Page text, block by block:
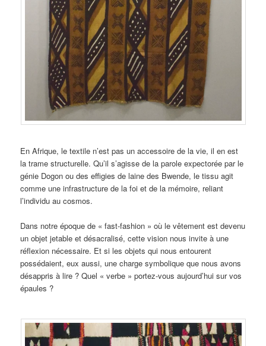
En Afrique, le textile n’est pas un accessoire de la vie, il en est
la trame structurelle. Qu’il s’agisse de la parole expectorée par le
génie Dogon ou des effigies de laine des Bwende, le tissu agit
comme une infrastructure de la foi et de la mémoire, reliant
l’individu au cosmos.
Dans notre époque de « fast-fashion » où le vêtement est devenu
un objet jetable et désacralisé, cette vision nous invite à une
réflexion nécessaire. Et si les objets qui nous entourent
possédaient, eux aussi, une charge symbolique que nous avons
désappris à lire ? Quel « verbe » portez-vous aujourd’hui sur vos
épaules ?